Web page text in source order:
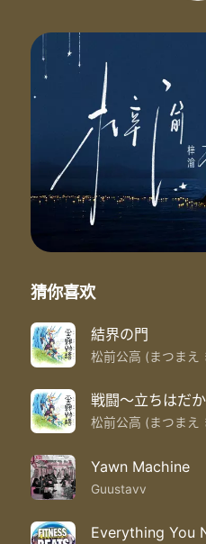
猜你喜欢
結界の門
松前公高 (まつまえ
戦闘〜立ちはだ
松前公高 (まつまえ
Yawn Machine
Guustavv